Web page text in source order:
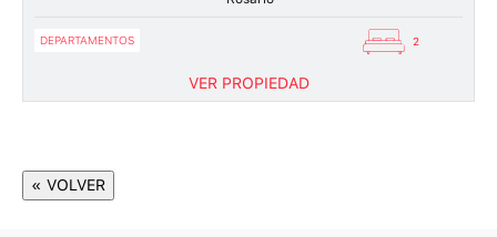
DEPARTAMENTOS 2
VER PROPIEDAD
« VOLVER